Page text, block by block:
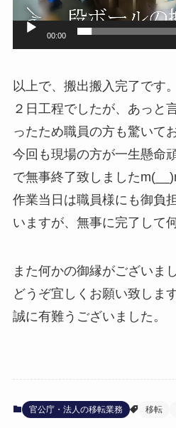
00:00
以上で、搬出搬入完了です。
２日工程でしたが、あっと
ったため職員の方も驚いて
今回も現場の方が一生懸命
で無事終了致しました
作業当日は職員様にも御負
いますが、無事に完了して
また何かの御縁がございま
どうぞ宜しくお願い致します
誠に有難うございました。
官公庁・法人の移転業務 移転